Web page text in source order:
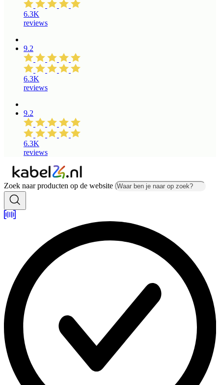
6.3K
reviews
9.2
6.3K
reviews
9.2
6.3K
reviews
Zoek naar producten op de website